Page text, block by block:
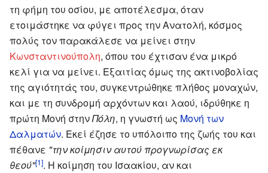
τη φήμη του οσίου, με αποτέλεσμα, όταν
ετοιμάστηκε να φύγει προς την Ανατολή, κόσμος
πολύς τον παρακάλεσε να μείνει στην
Κωνσταντινούπολη, όπου του έχτισαν ένα μικρό
κελί για να μείνει. Εξαιτίας όμως της ακτινοβολίας
της αγιότητάς του, συγκεντρώθηκε πλήθος μοναχών,
και με τη συνδρομή αρχόντων και λαού, ιδρύθηκε η
πρώτη Μονή στηνΠόλη, η γνωστή ως Μονή των
Δαλματών. Εκεί έζησε το υπόλοιπο της ζωής του και
πέθανε "την κοίμησιν αυτού προγνωρίσας εκ
θεού"[1]. Η κοίμηση του Ισαακίου, αν και